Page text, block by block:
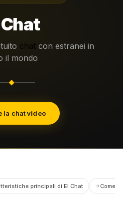
Chat
chatcon estranei in
il mondo
◆
la chat video
principali di El Chat Come